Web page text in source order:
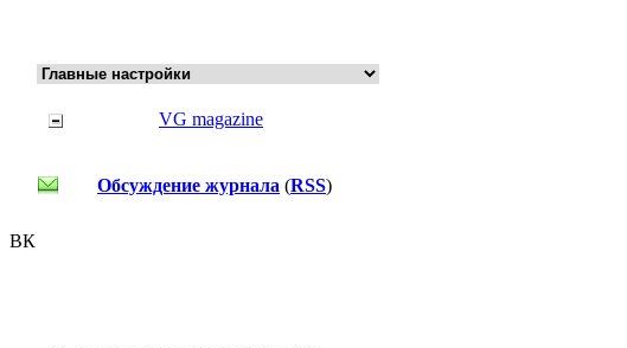
ВК
VG magazine
Обсуждение журнала (RSS)